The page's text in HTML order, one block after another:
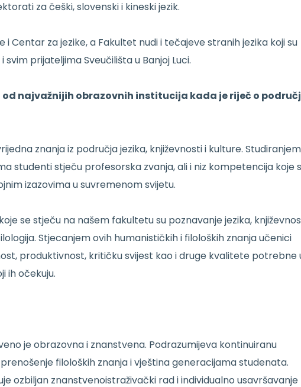
za češki, slovenski i kineski jezik.
i Centar za jezike, a Fakultet nudi i tečajeve stranih jezika koji su
prijateljima Sveučilišta u Banjoj Luci.
najvažnijih obrazovnih institucija kada je riječ o
znanja iz područja jezika, književnosti i kulture.
studenti stječu profesorska zvanja, ali i niz kompetencija koje
izazovima u suvremenom svijetu.
se stječu na našem fakultetu su poznavanje jezika,
Stjecanjem ovih humanističkih i filoloških znanja učenici
produktivnost, kritičku svijest kao i druge kvalitete potrebne
ih očekuju.
je obrazovna i znanstvena. Podrazumijeva kontinuiranu
filoloških znanja i vještina generacijama studenata.
ozbiljan znanstvenoistraživački rad i individualno usavršavanje